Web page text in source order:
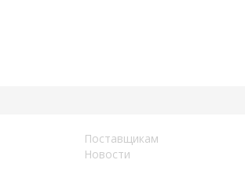
Поставщикам
Новости